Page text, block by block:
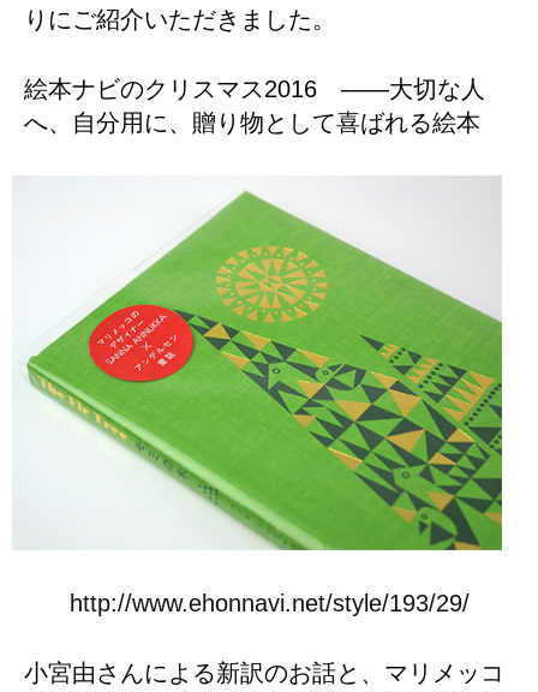
りにご紹介いただきました。
絵本ナビのクリスマス2016 ——大切な人
へ、自分用に、贈り物として喜ばれる絵本
http://www.ehonnavi.net/style/193/29/
小宮由さんによる新訳のお話と、マリメッコ